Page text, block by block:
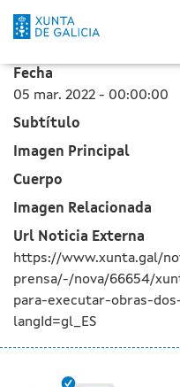
LaSkip to Main Content
Fecha
05 mar. 2022 - 00:00:00
Subtítulo
Imagen Principal
Cuerpo
Imagen Relacionada
Url Noticia Externa
https://www.xunta.gal/
prensa/-/nova/66654/
para-executar-obras-
langId=gl_ES